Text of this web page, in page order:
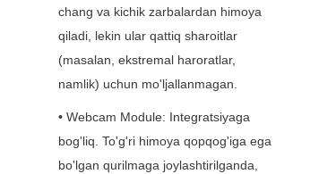
chang va kichik zarbalardan himoya
qiladi, lekin ular qattiq sharoitlar
(masalan, ekstremal haroratlar,
namlik) uchun mo'ljallanmagan.
• Webcam Module: Integratsiyaga
bog'liq. To'g'ri himoya qopqog'iga ega
bo'lgan qurilmaga joylashtirilganda,